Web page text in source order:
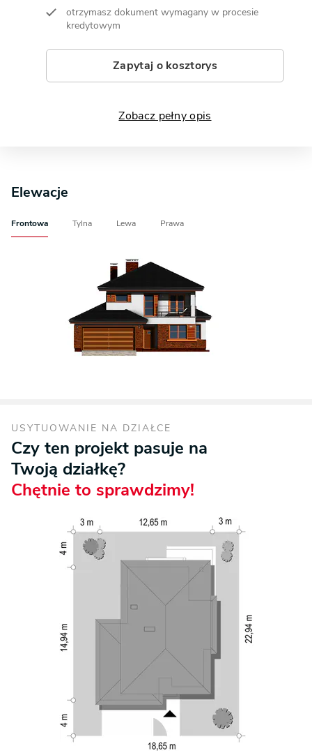
otrzymasz dokument wymagany w procesie
kredytowym
Zapytaj o kosztorys
Zobacz pełny opis
Elewacje
Frontowa Tylna Lewa Prawa
USYTUOWANIE NA DZIAŁCE
Czy ten projekt pasuje na
Twoją działkę?
Chętnie to sprawdzimy!